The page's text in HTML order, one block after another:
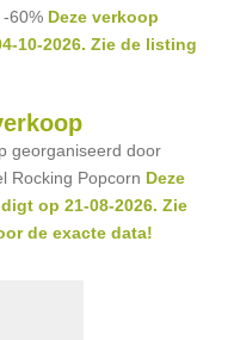
60% Deze verkoop
10-2026. Zie de listing
georganiseerd door
Rocking Popcorn Deze
op 21-08-2026. Zie
de exacte data!